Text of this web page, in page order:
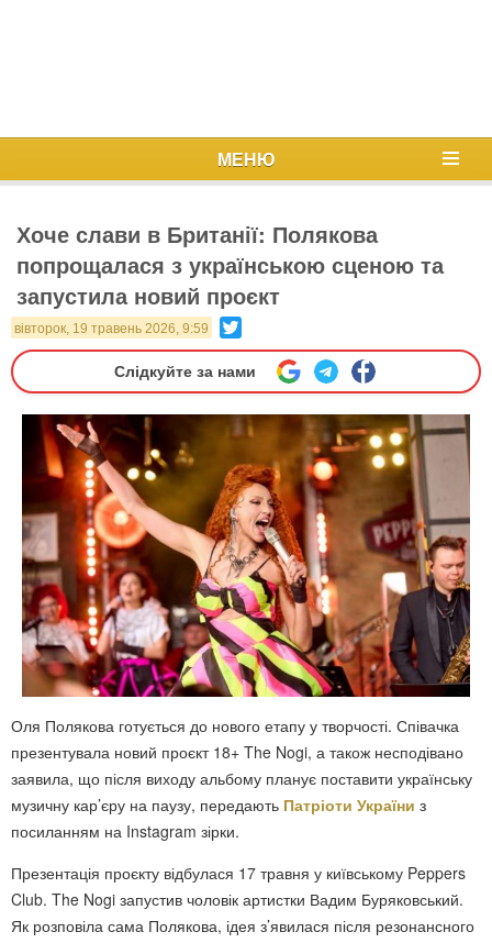
МЕНЮ
Хоче слави в Британії: Полякова
попрощалася з українською сценою та
запустила новий проєкт
вівторок, 19 травень 2026, 9:59
Слідкуйте за нами
Оля Полякова готується до нового етапу у творчості. Співачка
презентувала новий проєкт 18+ The Nogi, а також несподівано
заявила, що після виходу альбому планує поставити українську
музичну кар’єру на паузу, передають Патріоти України з
посиланням на Instagram зірки.
Презентація проєкту відбулася 17 травня у київському Peppers
Club. The Nogi запустив чоловік артистки Вадим Буряковський.
Як розповіла сама Полякова, ідея з’явилася після резонансного